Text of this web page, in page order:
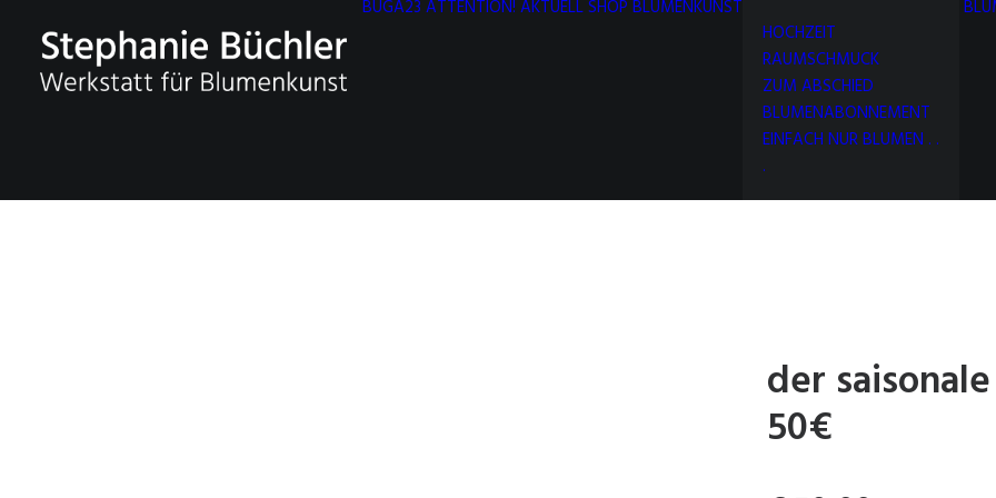
BUGA23 ATTENTION! AKTUELLSHOP BLUMENKUNST
HOCHZEIT
RAUMSCHMUCK
ZUM ABSCHIED
BLUMENABONNEMENT
EINFACH NUR BLUMEN . .
.
der
50€